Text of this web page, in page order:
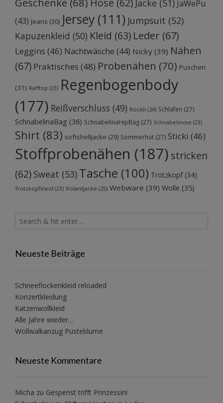
Hose (62) Jacke (51) JaWePu
(43) Jeans (30) Jersey (111) Jumpsuit (52)
Kapuzenkleid (50) Kleid (63) Leder (67)
Leggins (46) Nachtwäsche (44) Nicky (39) Nähen
(67) Praktisches (48) Probenähen (70) Puschen
(31) Rafftop (23) Regenbogenbody
(177) Reißverschluss (49) Röckli (24) Schlafen (27)
SchnabelinaBag (36) SchnabelinaHipBag (27) Schnabelinose (23)
Shirt (83) softshelljacke (29) Sommerhut (27) Sticki (46)
Stoffprobenähen (187) stricken
(62) Sweat (53) Tasche (100) Trotzkopf(34)
Trotzkopfkleid (23) Volantjacke (25) Webware (39) Wolle (35)
Neueste Beiträge
Schneeflockenkleid reloaded
Konzertkleidung
Katzenwollkleid
Alle Jahre wieder…
Wollwalkanzug Pusteblume
Neueste Kommentare
Micha zu Gespenst trifft Prinzessin!